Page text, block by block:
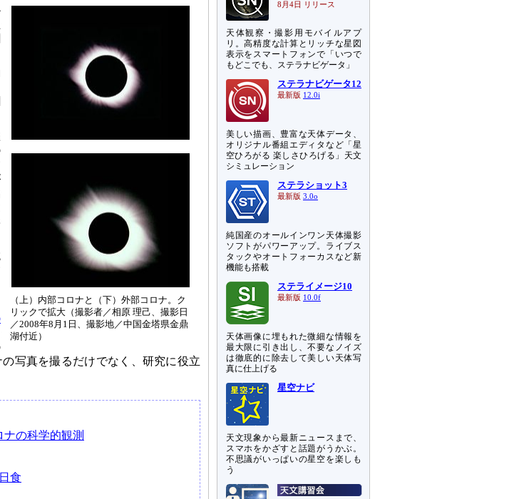
（上）内部コロナと（下）外部コロナ。ク
リックで拡大（撮影者／相原 理己、撮影日
／2008年8月1日、撮影地／中国金塔県金鼎
湖付近）
写真を撮るだけでなく、研究に役立
の科学的観測
食
8月4日 リリース
天体観察・撮影用モバイルアプ
リ。高精度な計算とリッチな星図
表示をスマートフォンで「いつで
もどこでも、ステラナビゲータ」
ステラナビゲータ12
最新版 12.0i
美しい描画、豊富な天体データ、
オリジナル番組エディタなど「星
空ひろがる 楽しさひろげる」天文
シミュレーション
ステラショット3
最新版 3.0o
純国産のオールインワン天体撮影
ソフトがパワーアップ。ライブス
タックやオートフォーカスなど新
機能も搭載
ステライメージ10
最新版 10.0f
天体画像に埋もれた微細な情報を
最大限に引き出し、不要なノイズ
は徹底的に除去して美しい天体写
真に仕上げる
星空ナビ
天文現象から最新ニュースまで、
スマホをかざすと話題がうかぶ。
不思議がいっぱいの星空を楽しも
う